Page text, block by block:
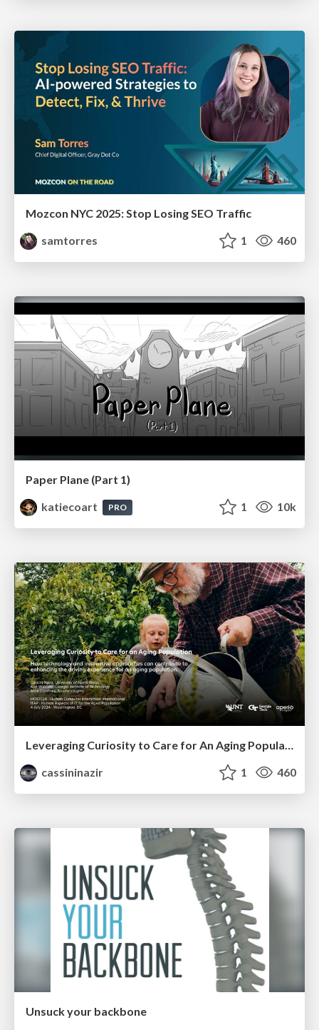
Mozcon NYC 2025: Stop Losing SEO Traffic
samtorres
1 460
Paper Plane (Part 1)
katiecoart
PRO 1 10k
Leveraging Curiosity to Care for An Aging Population
cassininazir
1 460
Unsuck your backbone